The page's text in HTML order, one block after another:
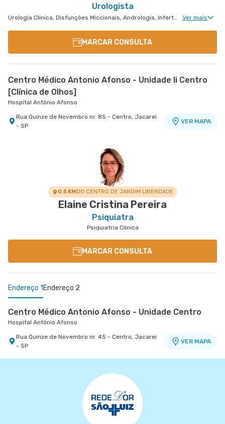
Urologista
Urologia Clinica, Disfunções Miccionais, Andrologia, Infertilidade Masculina, Urologia Oncológica Ver mais
MARCAR CONSULTA
Centro Médico Antonio Afonso - Unidade Ii Centro
[Clínica de Olhos]
Hospital Antônio Afonso
Rua Quinze de Novembro nr. 85 - Centro, Jacarei
- SP
VER MAPA
0.5 KMDO CENTRO DE JARDIM LIBERDADE
Elaine Cristina Pereira
Psiquiatra
Psiquiatria Clinica
MARCAR CONSULTA
Endereço 1 Endereço 2
Centro Médico Antonio Afonso - Unidade Centro
Hospital Antônio Afonso
Rua Quinze de Novembro nr. 45 - Centro, Jacarei
- SP
VER MAPA
Centro Médico Vivalle - Unidade Carlos Maria
Rua Carlos Maria Auricchio nr. 70 - Jardim
Aquarius, Sao Jose Dos Campos - SP